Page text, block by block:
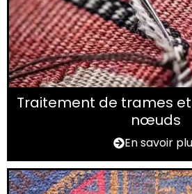
Traitement de trames
nœuds
En savoir